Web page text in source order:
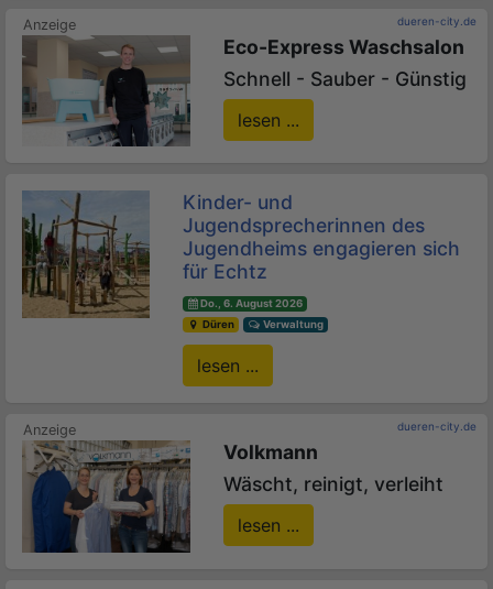
dueren-city.de
Eco-Express Waschsalon
Schnell - Sauber - Günstig
lesen ...
Kinder- und
Jugendsprecherinnen des
Jugendheims engagieren sich
für Echtz
Do., 6. August 2026
Düren
Verwaltung
lesen ...
dueren-city.de
Volkmann
Wäscht, reinigt, verleiht
lesen ...